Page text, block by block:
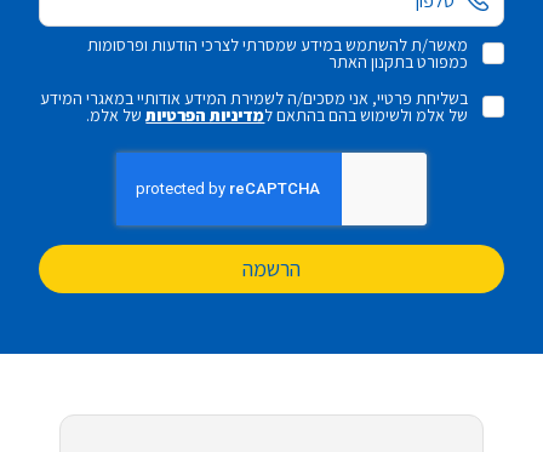
מאשר/ת להשתמש במידע שמסרתי לצרכי הודעות ופרסומות
כמפורט בתקנון האתר
בשליחת פרטיי, אני מסכים/ה לשמירת המידע אודותיי במאגרי המידע
של אלמ ולשימוש בהם בהתאם למדיניות הפרטיותשל אלמ.
הרשמה